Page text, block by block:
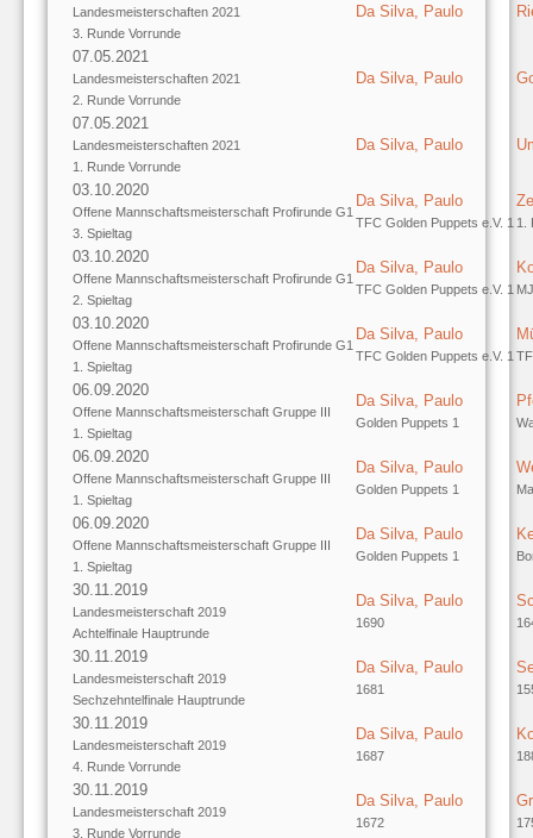
Landesmeisterschaften 2021
3. Runde Vorrunde
Da Silva, Paulo
07.05.2021
Landesmeisterschaften 2021
2. Runde Vorrunde
Da Silva, Paulo
07.05.2021
Landesmeisterschaften 2021
1. Runde Vorrunde
Da Silva, Paulo
03.10.2020
Offene Mannschaftsmeisterschaft Profirunde G1
3. Spieltag
Da Silva, Paulo
TFC Golden Puppets e.V. 1 1.
03.10.2020
Offene Mannschaftsmeisterschaft Profirunde G1
2. Spieltag
Da Silva, Paulo
TFC Golden Puppets e.V. 1
03.10.2020
Offene Mannschaftsmeisterschaft Profirunde G1
1. Spieltag
Da Silva, Paulo
TFC Golden Puppets e.V. 1
06.09.2020
Offene Mannschaftsmeisterschaft Gruppe III
1. Spieltag
Da Silva, Paulo
Golden Puppets 1
06.09.2020
Offene Mannschaftsmeisterschaft Gruppe III
1. Spieltag
Da Silva, Paulo
Golden Puppets 1
06.09.2020
Offene Mannschaftsmeisterschaft Gruppe III
1. Spieltag
Da Silva, Paulo
Golden Puppets 1
30.11.2019
Landesmeisterschaft 2019
Achtelfinale Hauptrunde
Da Silva, Paulo
1690
30.11.2019
Landesmeisterschaft 2019
Sechzehntelfinale Hauptrunde
Da Silva, Paulo
1681
30.11.2019
Landesmeisterschaft 2019
4. Runde Vorrunde
Da Silva, Paulo
1687
30.11.2019
Landesmeisterschaft 2019
3. Runde Vorrunde
Da Silva, Paulo
1672